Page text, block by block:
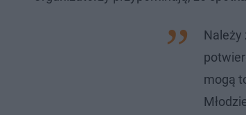
Należy
mogą